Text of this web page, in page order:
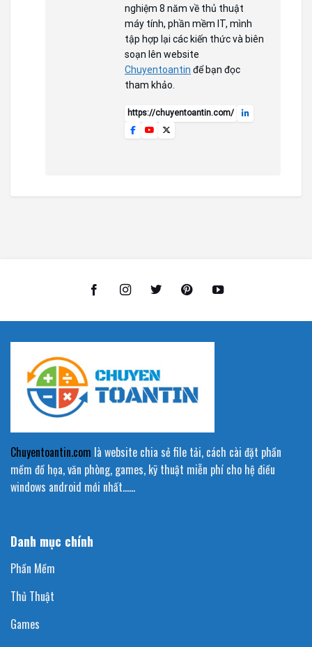
nghiệm 8 năm về thủ thuật
máy tính, phần mềm IT, mình
tập hợp lại các kiến thức và biên
soạn lên website
Chuyentoantin để bạn đọc
tham khảo.
https://chuyentoantin.com/
Chuyentoantin.com là website chia sẻ file tải, cách cài đặt phần
mềm đồ họa, văn phòng, games, kỹ thuật miễn phí cho hệ điều
windows android mới nhất……
Danh mục chính
Phần Mềm
Thủ Thuật
Games